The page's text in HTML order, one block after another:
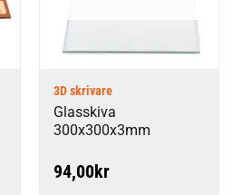
3D skrivare
Glasskiva
300x300x3mm
94,00kr